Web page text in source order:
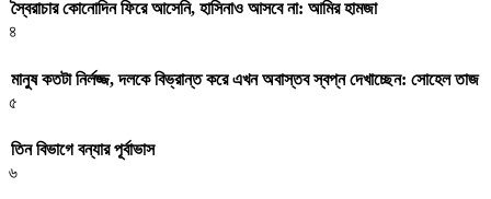
স্বৈরাচার কোনোদিন ফিরে আসেনি, হাসিনাও আসবে না: আমির হামজা
৪
মানুষ কতটা নির্লজ্জ, দলকে বিভ্রান্ত করে এখন অবাস্তব স্বপ্ন দেখাচ্ছেন: সোহেল তাজ
৫
তিন বিভাগে বন্যার পূর্বাভাস
৬